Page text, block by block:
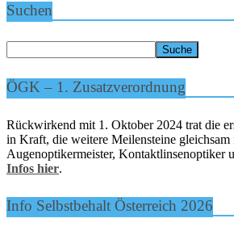
Suchen
ÖGK – 1. Zusatzverordnung
Rückwirkend mit 1. Oktober 2024 trat die
in Kraft, die weitere Meilensteine gleichsam
Augenoptikermeister, Kontaktlinsenoptiker
Infos hier.
Info Selbstbehalt Österreich 2026